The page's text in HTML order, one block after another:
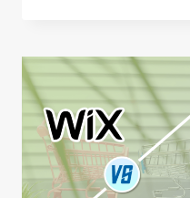
E-
COMMERCE-
GESCHÄFT?
VORTEILE,
NACHTEILE
UND